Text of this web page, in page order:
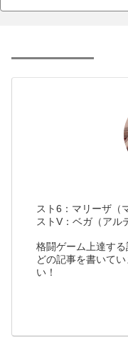
スト6：マリーザ（
ストV：ベガ（アル
格闘ゲーム上達す
どの記事を書いて
い！